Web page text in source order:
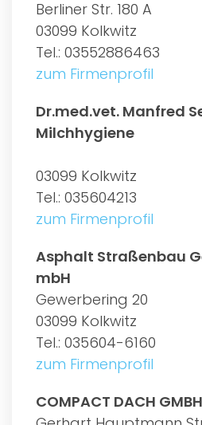
Berliner Str. 180 A
03099 Kolkwitz
Tel.: 03552886463
zum Firmenprofil
Dr.med.vet. Manfred
Milchhygiene
03099 Kolkwitz
Tel.: 035604213
zum Firmenprofil
Asphalt Straßenbau
mbH
Gewerbering 20
03099 Kolkwitz
Tel.: 035604-6160
zum Firmenprofil
COMPACT DACH GMBH